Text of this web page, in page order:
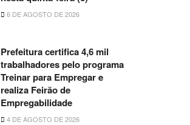
6 DE AGOSTO DE 2026
Prefeitura certifica 4,6 mil
trabalhadores pelo programa
Treinar para Empregar e
realiza Feirão de
Empregabilidade
4 DE AGOSTO DE 2026